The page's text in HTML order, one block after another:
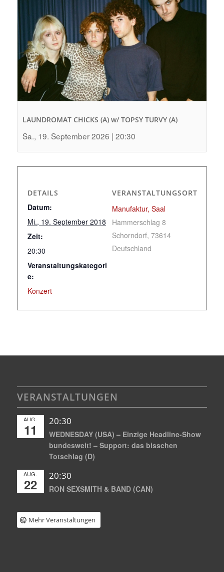
LAUNDROMAT CHICKS (A) w/ TOPSY TURVY (A)
Sa., 19. September 2026 | 20:30
DETAILS
Datum:
Mi., 19. September 2018
Zeit:
20:30
Veranstaltungskategori
e:
Konzert
VERANSTALTUNGSORT
Manufaktur, Saal
Hammerschlag 8
Schorndorf, 73614
Deutschland
VERANSTALTUNGEN
AUG.
11
20:30
WEDNESDAY (USA) – Einzige Headline-Show
bundesweit! – Support: das bisschen
Totschlag (D)
AUG.
22
20:30
RON SEXSMITH & BAND (CAN)
Mehr Veranstaltungen